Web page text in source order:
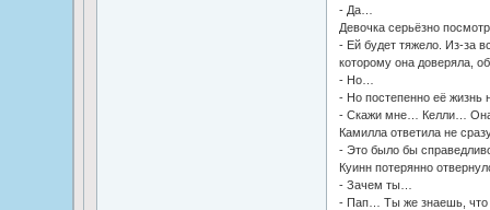
- Да…
Девочка серьёзно
- Ей будет тяжело. Из-за
которому она доверяла,
- Но…
- Но постепенно её жизнь
- Скажи мне… Келли…
Камилла ответила не
- Это было бы
Куинн потерянно
- Зачем ты…
- Пап… Ты же знаешь,